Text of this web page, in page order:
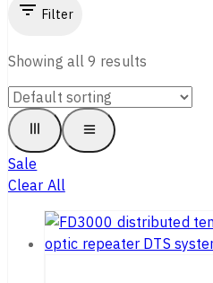
Filter
Showing all9 results
Sale
Clear All